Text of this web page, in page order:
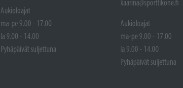
Aukioloajat
ma-pe 9.00 - 17.00
la 9.00 - 14.00
Pyhäpäivät suljettuna
kaarina@sporttikone.fi
Aukioloajat
ma-pe 9.00 - 17.00
la 9.00 - 14.00
Pyhäpäivät suljettuna